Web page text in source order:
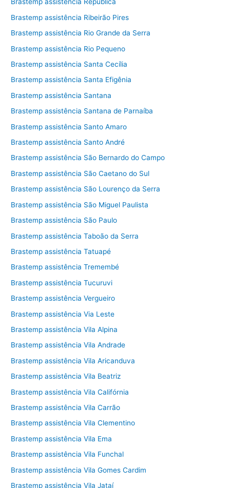
Brastemp assistência República
Brastemp assistência Ribeirão Pires
Brastemp assistência Rio Grande da Serra
Brastemp assistência Rio Pequeno
Brastemp assistência Santa Cecília
Brastemp assistência Santa Efigênia
Brastemp assistência Santana
Brastemp assistência Santana de Parnaíba
Brastemp assistência Santo Amaro
Brastemp assistência Santo André
Brastemp assistência São Bernardo do Campo
Brastemp assistência São Caetano do Sul
Brastemp assistência São Lourenço da Serra
Brastemp assistência São Miguel Paulista
Brastemp assistência São Paulo
Brastemp assistência Taboão da Serra
Brastemp assistência Tatuapé
Brastemp assistência Tremembé
Brastemp assistência Tucuruvi
Brastemp assistência Vergueiro
Brastemp assistência Via Leste
Brastemp assistência Vila Alpina
Brastemp assistência Vila Andrade
Brastemp assistência Vila Aricanduva
Brastemp assistência Vila Beatriz
Brastemp assistência Vila Califórnia
Brastemp assistência Vila Carrão
Brastemp assistência Vila Clementino
Brastemp assistência Vila Ema
Brastemp assistência Vila Funchal
Brastemp assistência Vila Gomes Cardim
Brastemp assistência Vila Jataí